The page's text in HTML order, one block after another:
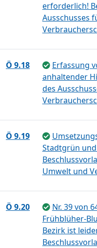
erforderlich!
Ausschusses
Ö 9.18
Erfassung
anhaltender
des
Ö 9.19
Stadtgrün
Umwelt und
Ö 9.20
Nr. 39 von
Frühblüher-
Bezirk ist